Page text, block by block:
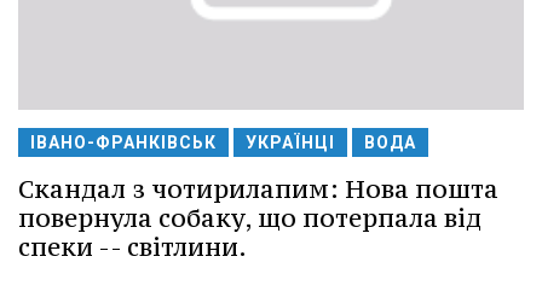
ІВАНО-ФРАНКІВСЬК УКРАЇНЦІ ВОДА
Скандал з чотирилапим: Нова пошта
повернула собаку, що потерпала від
спеки -- світлини.